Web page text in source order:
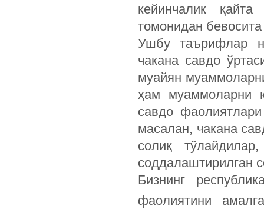
кейинчалик
томонидан
Ушбу таърифлар
чакана савдо
муайян
ҳам муаммоларни
савдо
масалан, чакана
солиқ
соддалаштирилган
Бизнинг
фаолиятини